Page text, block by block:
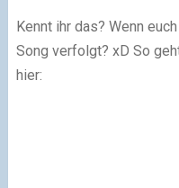
Kennt ihr das? Wenn
Song verfolgt? xD So
hier: